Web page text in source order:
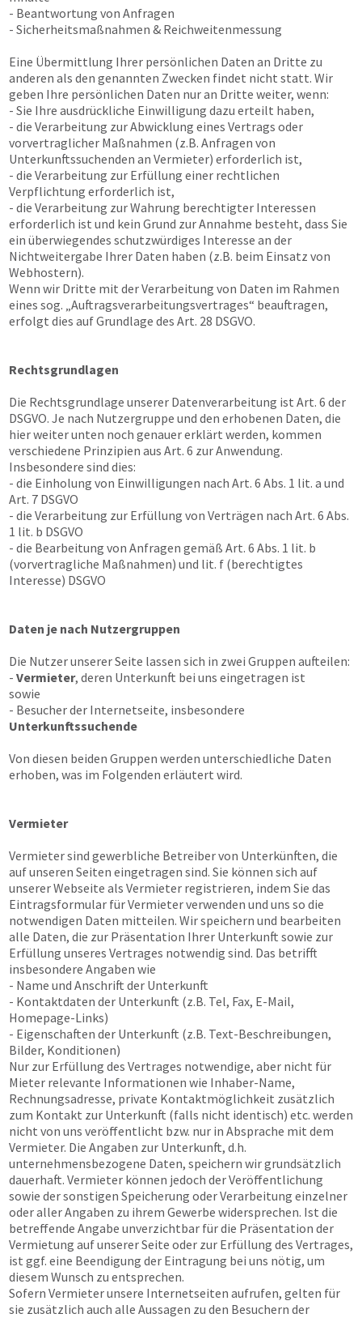
- Beantwortung von Anfragen
- Sicherheitsmaßnahmen & Reichweitenmessung
Eine Übermittlung Ihrer persönlichen Daten an Dritte zu
anderen als den genannten Zwecken findet nicht statt. Wir
geben Ihre persönlichen Daten nur an Dritte weiter, wenn:
- Sie Ihre ausdrückliche Einwilligung dazu erteilt haben,
- die Verarbeitung zur Abwicklung eines Vertrags oder
vorvertraglicher Maßnahmen (z.B. Anfragen von
Unterkunftssuchenden an Vermieter) erforderlich ist,
- die Verarbeitung zur Erfüllung einer rechtlichen
Verpflichtung erforderlich ist,
- die Verarbeitung zur Wahrung berechtigter Interessen
erforderlich ist und kein Grund zur Annahme besteht, dass Sie
ein überwiegendes schutzwürdiges Interesse an der
Nichtweitergabe Ihrer Daten haben (z.B. beim Einsatz von
Webhostern).
Wenn wir Dritte mit der Verarbeitung von Daten im Rahmen
eines sog. „Auftragsverarbeitungsvertrages“ beauftragen,
erfolgt dies auf Grundlage des Art. 28 DSGVO.
Rechtsgrundlagen
Die Rechtsgrundlage unserer Datenverarbeitung ist Art. 6 der
DSGVO. Je nach Nutzergruppe und den erhobenen Daten, die
hier weiter unten noch genauer erklärt werden, kommen
verschiedene Prinzipien aus Art. 6 zur Anwendung.
Insbesondere sind dies:
- die Einholung von Einwilligungen nach Art. 6 Abs. 1 lit. a und
Art. 7 DSGVO
- die Verarbeitung zur Erfüllung von Verträgen nach Art. 6 Abs.
1 lit. b DSGVO
- die Bearbeitung von Anfragen gemäß Art. 6 Abs. 1 lit. b
(vorvertragliche Maßnahmen) und lit. f (berechtigtes
Interesse) DSGVO
Daten je nach Nutzergruppen
Die Nutzer unserer Seite lassen sich in zwei Gruppen aufteilen:
- Vermieter, deren Unterkunft bei uns eingetragen ist
sowie
- Besucher der Internetseite, insbesondere
Unterkunftssuchende
Von diesen beiden Gruppen werden unterschiedliche Daten
erhoben, was im Folgenden erläutert wird.
Vermieter
Vermieter sind gewerbliche Betreiber von Unterkünften, die
auf unseren Seiten eingetragen sind. Sie können sich auf
unserer Webseite als Vermieter registrieren, indem Sie das
Eintragsformular für Vermieter verwenden und uns so die
notwendigen Daten mitteilen. Wir speichern und bearbeiten
alle Daten, die zur Präsentation Ihrer Unterkunft sowie zur
Erfüllung unseres Vertrages notwendig sind. Das betrifft
insbesondere Angaben wie
- Name und Anschrift der Unterkunft
- Kontaktdaten der Unterkunft (z.B. Tel, Fax, E-Mail,
Homepage-Links)
- Eigenschaften der Unterkunft (z.B. Text-Beschreibungen,
Bilder, Konditionen)
Nur zur Erfüllung des Vertrages notwendige, aber nicht für
Mieter relevante Informationen wie Inhaber-Name,
Rechnungsadresse, private Kontaktmöglichkeit zusätzlich
zum Kontakt zur Unterkunft (falls nicht identisch) etc. werden
nicht von uns veröffentlicht bzw. nur in Absprache mit dem
Vermieter. Die Angaben zur Unterkunft, d.h.
unternehmensbezogene Daten, speichern wir grundsätzlich
dauerhaft. Vermieter können jedoch der Veröffentlichung
sowie der sonstigen Speicherung oder Verarbeitung einzelner
oder aller Angaben zu ihrem Gewerbe widersprechen. Ist die
betreffende Angabe unverzichtbar für die Präsentation der
Vermietung auf unserer Seite oder zur Erfüllung des Vertrages,
ist ggf. eine Beendigung der Eintragung bei uns nötig, um
diesem Wunsch zu entsprechen.
Sofern Vermieter unsere Internetseiten aufrufen, gelten für
sie zusätzlich auch alle Aussagen zu den Besuchern der